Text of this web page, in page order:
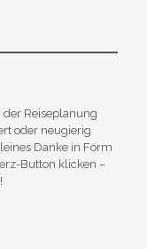
Reiseplanung
oder neugierig
Danke in Form
Button klicken –